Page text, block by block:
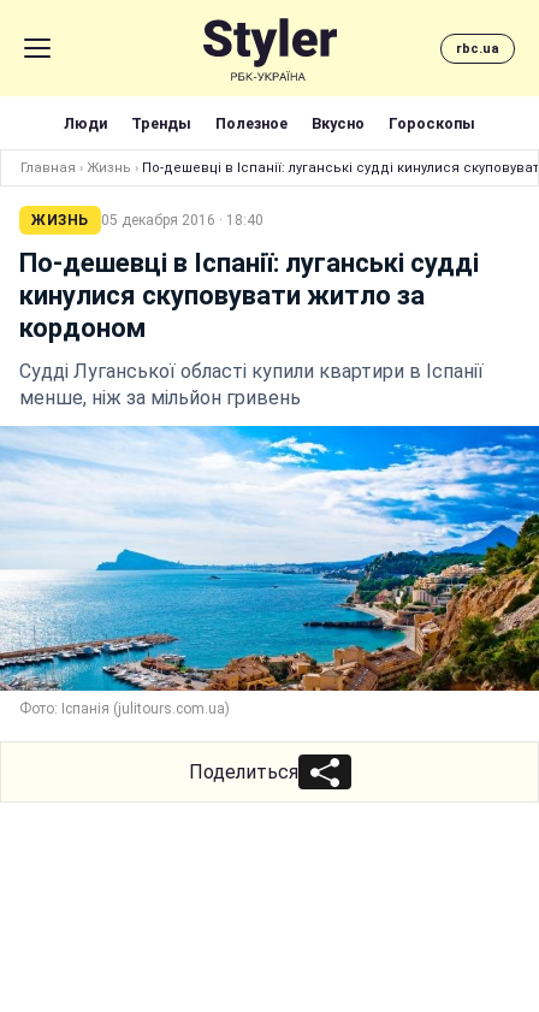
rbc.ua
Люди Тренды Полезное Вкусно Гороскопы
Главная › Жизнь › По-дешевці в Іспанії: луганські судді кинулися
ЖИЗНЬ 05 декабря 2016 · 18:40
По-дешевці в Іспанії: луганські судді
кинулися скуповувати житло за
кордоном
Судді Луганської області купили квартири в Іспанії
менше, ніж за мільйон гривень
Фото: Іспанія (julitours.com.ua)
Поделиться